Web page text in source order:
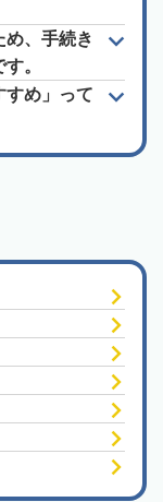
め、手続き
。
すめ」って